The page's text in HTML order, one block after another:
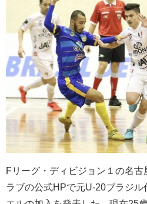
Fリーグ・ディビジョン１の名古
ラブの公式HPで元U-20ブラジル